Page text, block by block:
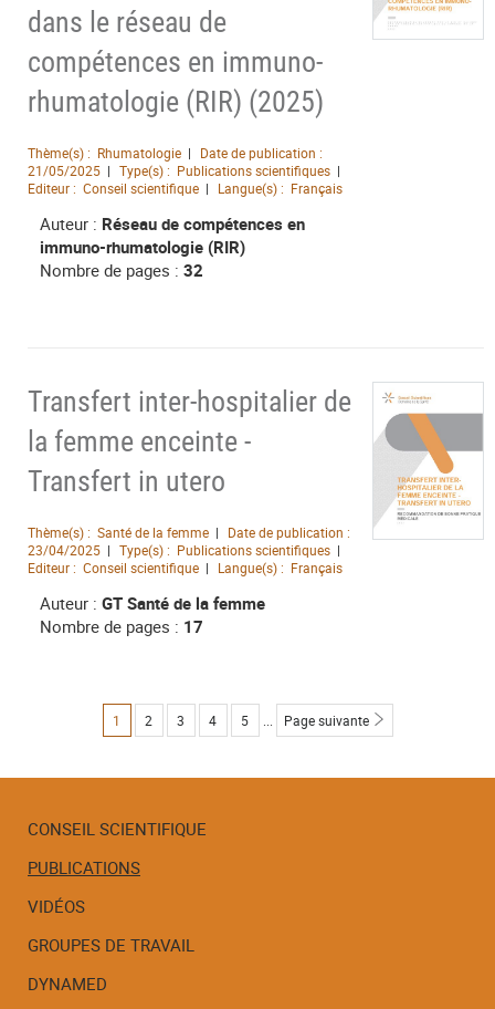
dans le réseau de
compétences en immuno-
rhumatologie (RIR) (2025)
Thème(s) : Rhumatologie
Date de publication :
21/05/2025
Type(s) : Publications scientifiques
Editeur : Conseil scientifique Langue(s) : Français
Auteur : Réseau de compétences en
immuno-rhumatologie (RIR)
Nombre de pages : 32
Transfert inter-hospitalier de
la femme enceinte -
Transfert in utero
Thème(s) : Santé de la femme
Date de publication :
23/04/2025
Type(s) : Publications scientifiques
Editeur : Conseil scientifique Langue(s) : Français
Auteur : GT Santé de la femme
Nombre de pages : 17
Page
1 Page
2 Page
3 Page
4 Page
5 Page suivante
Menu
de
navigation
CONSEIL SCIENTIFIQUE
PUBLICATIONS
VIDÉOS
GROUPES DE TRAVAIL
DYNAMED